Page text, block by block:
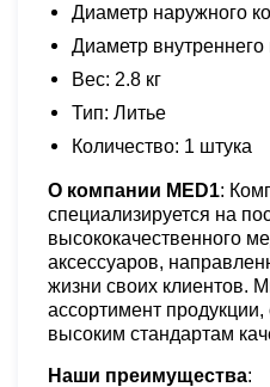
Диаметр наружного
Диаметр
Вес: 2.8 кг
Тип: Литье
Количество: 1 штука
О компании MED1:
специализируется на
высококачественного
аксессуаров,
жизни своих клиентов.
ассортимент
высоким стандартам
Наши преимущества: